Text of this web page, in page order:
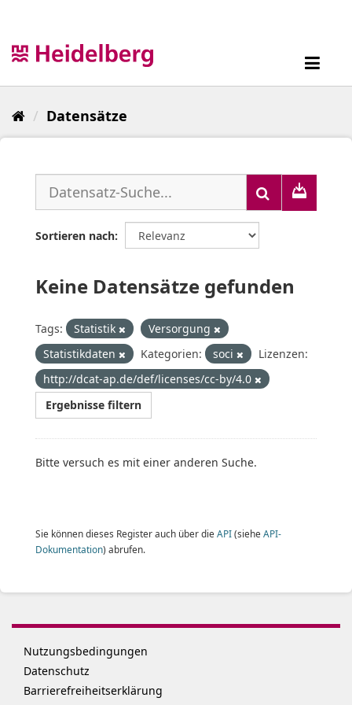
Datensätze
Sortieren nach
Keine Datensätze gefunden
Tags: Statistik
Versorgung
Statistikdaten
Kategorien: soci
Lizenzen:
http://dcat-ap.de/def/licenses/cc-by/4.0
Ergebnisse filtern
Bitte versuch es mit einer anderen Suche.
Sie können dieses Register auch über die API(siehe API-
Dokumentation) abrufen.
Nutzungsbedingungen
Datenschutz
Barrierefreiheitserklärung